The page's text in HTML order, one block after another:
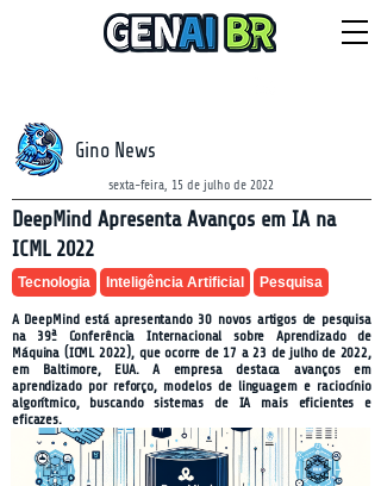
Gino News
sexta-feira, 15 de julho de 2022
DeepMind Apresenta Avanços em IA na
ICML 2022
Tecnologia Inteligência Artificial Pesquisa
A DeepMind está apresentando 30 novos artigos de pesquisa
na 39ª Conferência Internacional sobre Aprendizado de
Máquina (ICML 2022), que ocorre de 17 a 23 de julho de 2022,
em Baltimore, EUA. A empresa destaca avanços em
aprendizado por reforço, modelos de linguagem e raciocínio
algorítmico, buscando sistemas de IA mais eficientes e
eficazes.